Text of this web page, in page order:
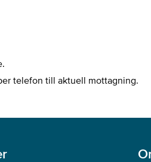
telefon till aktuell mottagning.